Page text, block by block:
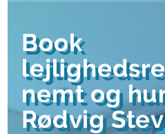
Book
nemt og
Rødvig